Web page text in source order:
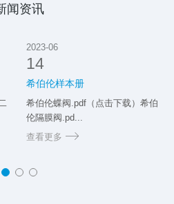
闻资讯
2023-06
14
希伯伦样本册
希伯伦蝶阀.pdf（点击下载）希伯
伦隔膜阀.pd...
查看更多